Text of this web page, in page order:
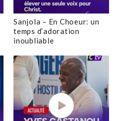
Sanjola – En Choeur: un
temps d’adoration
inoubliable